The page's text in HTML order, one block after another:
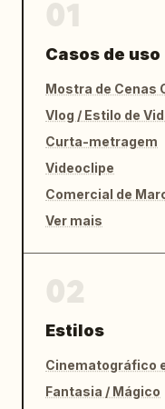
Casos de uso
Mostra de Cenas
Vlog / Estilo de
Curta-metragem
Videoclipe
Comercial de
Ver mais
Estilos
Cinematográfico
Fantasia / Mágico